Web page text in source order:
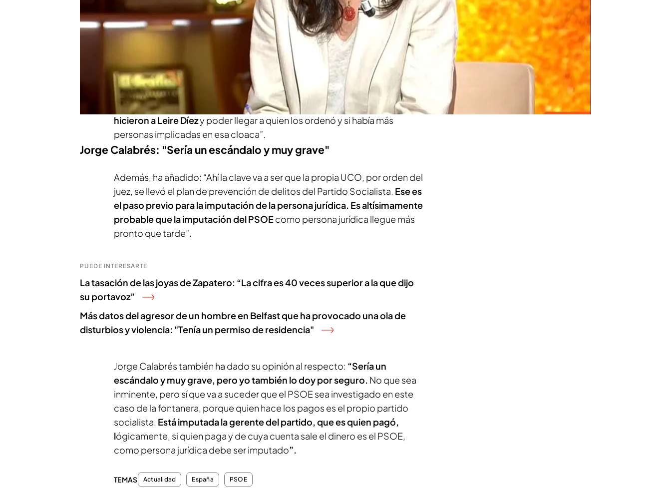
Carmen Porter ha explicado en ‘Horizonte’ que,
según el director de 'El
Mundo', la imputación delPSOEen el ‘caso Leire Díez’ sería inminente.
Ángela Martialay, jefa de Tribunales de 'El Mundo', ha señalado la alta
probabilidad de esa imputación: “
Es prácticamente segura.
Creo que la
cuestión pasa porque la operación que se montó en el ‘caso Leire’, con el
requerimiento a Ferraz, que f
ue una entrada y registro de facto en la sede
del Partido Socialista, tenía el objetivo de acreditar los pagos que se
hicieron a Leire Díezy poder llegar a quien los ordenó y si había más
personas implicadas en esa cloaca”.
Jorge Calabrés: "Sería un escándalo y muy grave"
Además, ha añadido: “Ahí la clave va a ser que la propia UCO, por orden del
juez, se llevó el plan de prevención de delitos del Partido Socialista. Ese es
el paso previo para la imputación de la persona jurídica. Es altísimamente
probable que la imputación del PSOEcomo persona jurídica llegue más
pronto que tarde”.
PUEDE INTERESARTE
La tasación de las joyas de Zapatero: “La cifra es 40 veces superior a la que dijo
su portavoz”
Más datos del agresor de un hombre en Belfast que ha provocado una ola de
disturbios y violencia: "Tenía un permiso de residencia"
Jorge Calabrés también ha dado su opinión al respecto: “Sería un
escándalo y muy grave, pero yo también lo doy por seguro. No que sea
inminente, pero sí que va a suceder que el PSOE sea investigado en este
caso de la fontanera, porque quien hace los pagos es el propio partido
socialista. Está imputada la gerente del partido, que es quien pagó,
lógicamente, si quien paga y de cuya cuenta sale el dinero es el PSOE,
como persona jurídica debe ser imputado”.
TEMAS Actualidad España PSOE